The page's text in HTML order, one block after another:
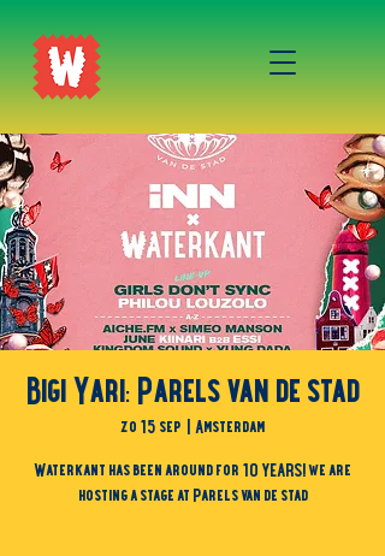
Bigi Yari: Parels van de stad
zo 15 sep Amsterdam
Waterkant has been around for 10 YEARS! we are
hosting a stage at Parels van de stad